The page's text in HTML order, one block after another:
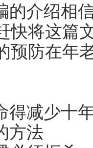
的介绍相
快将这篇
预防在年
得减少十
方法